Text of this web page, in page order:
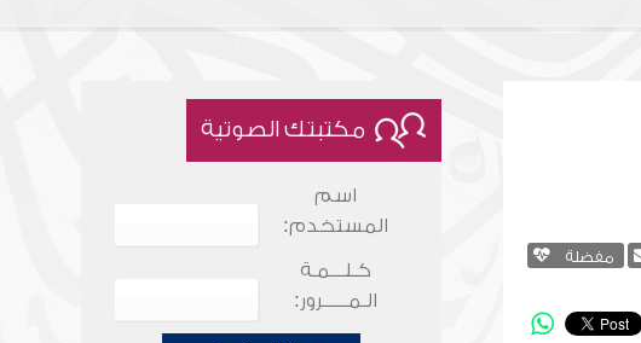
مفضلة
مكتبتك الصوتية
اسم
المستخدم:
كـلـــمـة
الـمـــــرور: